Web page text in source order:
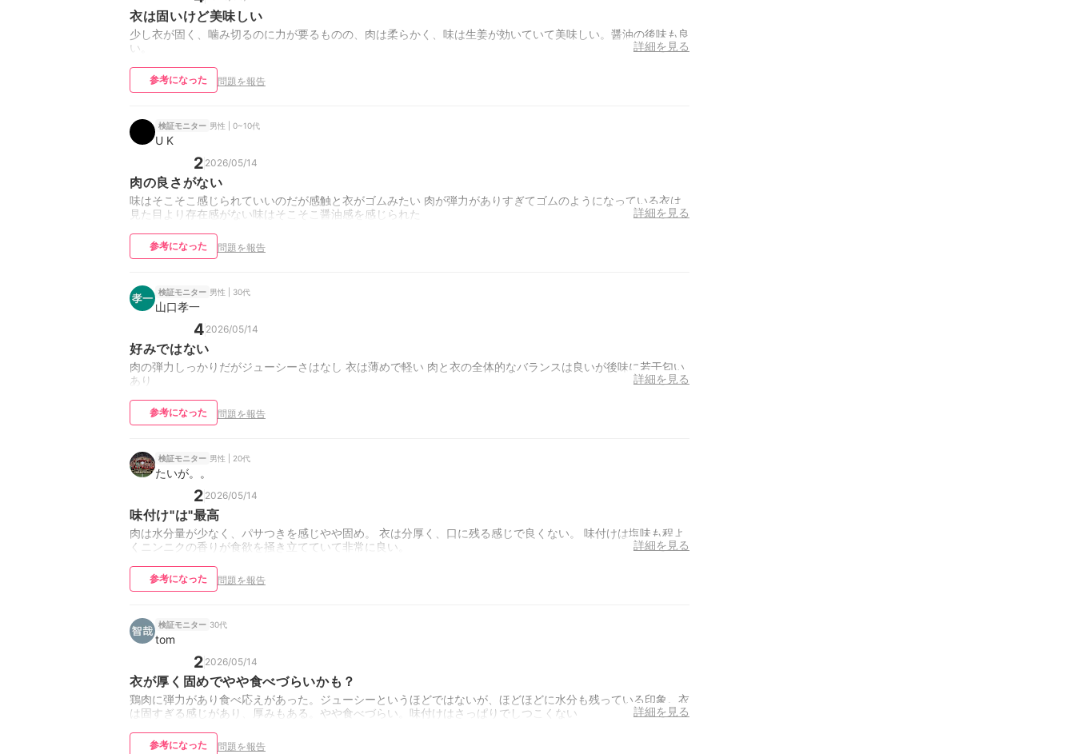
衣は固いけど美味しい
少し衣が固く、噛み切るのに力が要るものの、肉は柔らかく、味は生姜が効いていて美味しい。醤油の後味も良
い。
詳細を見る
参考になった 問題を報告
検証モニター 男性 | 0~10代
U K
2 2026/05/14
肉の良さがない
味はそこそこ感じられていいのだが感触と衣がゴムみたい 肉が弾力がありすぎてゴムのようになっている衣は
見た目より存在感がない味はそこそこ醤油感を感じられた
詳細を見る
参考になった 問題を報告
検証モニター 男性 | 30代
山口孝一
4 2026/05/14
好みではない
肉の弾力しっかりだがジューシーさはなし 衣は薄めで軽い 肉と衣の全体的なバランスは良いが後味に若干匂い
あり
詳細を見る
参考になった 問題を報告
検証モニター 男性 | 20代
たいが。。
2 2026/05/14
味付け"は"最高
肉は水分量が少なく、パサつきを感じやや固め。 衣は分厚く、口に残る感じで良くない。 味付けは塩味も程よ
くニンニクの香りが食欲を掻き立てていて非常に良い。
詳細を見る
参考になった 問題を報告
検証モニター 30代
tom
2 2026/05/14
衣が厚く固めでやや食べづらいかも？
鶏肉に弾力があり食べ応えがあった。ジューシーというほどではないが、ほどほどに水分も残っている印象。衣
は固すぎる感じがあり、厚みもある。やや食べづらい。味付けはさっぱりでしつこくない
詳細を見る
参考になった 問題を報告